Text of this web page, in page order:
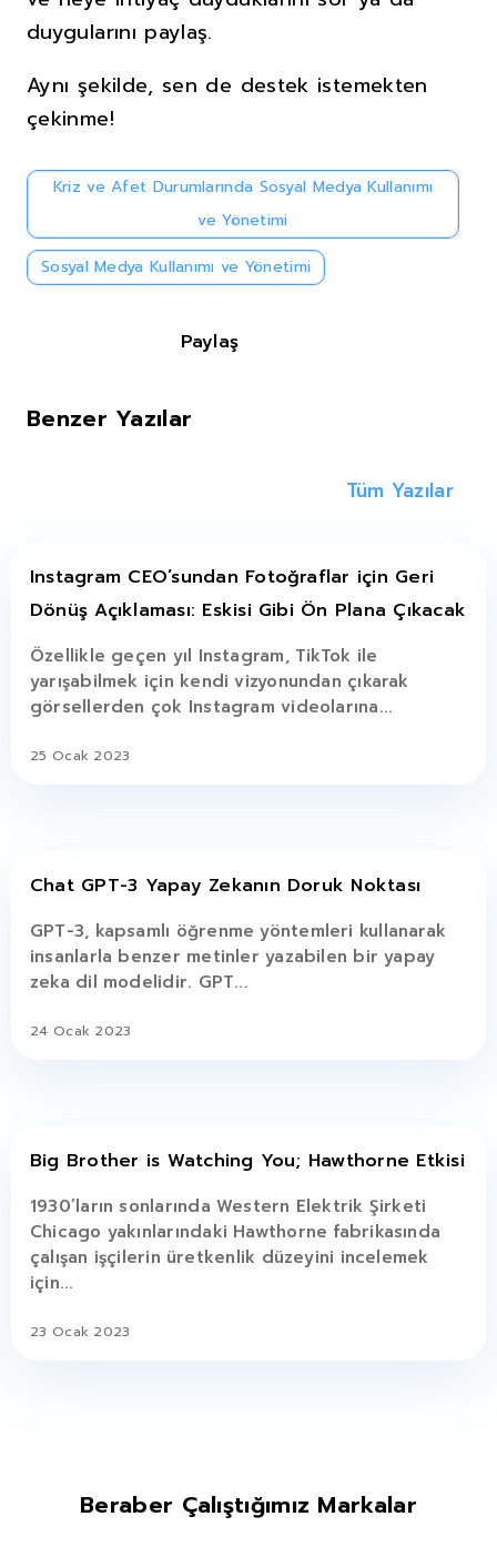
duygularını paylaş.
Aynı şekilde, sen de destek istemekten
çekinme!
Kriz ve Afet Durumlarında Sosyal Medya Kullanımı
ve Yönetimi
Sosyal Medya Kullanımı ve Yönetimi
Paylaş
Benzer Yazılar
Tüm Yazılar
Instagram CEO’sundan Fotoğraflar için Geri
Dönüş Açıklaması: Eskisi Gibi Ön Plana Çıkacak
Özellikle geçen yıl Instagram, TikTok ile
yarışabilmek için kendi vizyonundan çıkarak
görsellerden çok Instagram videolarına...
25 Ocak 2023
Chat GPT-3 Yapay Zekanın Doruk Noktası
GPT-3, kapsamlı öğrenme yöntemleri kullanarak
insanlarla benzer metinler yazabilen bir yapay
zeka dil modelidir. GPT...
24 Ocak 2023
Big Brother is Watching You; Hawthorne Etkisi
1930’ların sonlarında Western Elektrik Şirketi
Chicago yakınlarındaki Hawthorne fabrikasında
çalışan işçilerin üretkenlik düzeyini incelemek
için...
23 Ocak 2023
Beraber Çalıştığımız Markalar